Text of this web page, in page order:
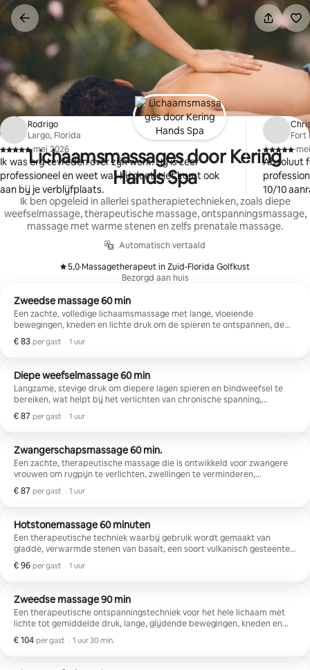
Ga
direct
naar
Lichaamsmassages door Kering
Hands Spa
Ik ben opgeleid in allerlei spatherapietechnieken, zoals diepe
weefselmassage, therapeutische massage, ontspanningsmassage,
massage met warme stenen en zelfs prenatale massage.
Automatisch vertaald
5,0
, ·Massagetherapeut in Zuid-Florida Golfkust
Bezorgd aan huis
Zweedse massage 60 min
Een zachte, volledige lichaamsmassage met lange, vloeiende
bewegingen, kneden en lichte druk om de spieren te ontspannen, de
bloedsomloop te verbeteren en stress te verminderen
€ 83 per gast
€ 83 per gast
, · 1 uur
Diepe weefselmassage 60 min
Langzame, stevige druk om diepere lagen spieren en bindweefsel te
bereiken, wat helpt bij het verlichten van chronische spanning,
spierknopen en pijn.
€ 87 per gast
€ 87 per gast
, · 1 uur
Zwangerschapsmassage 60 min.
Een zachte, therapeutische massage die is ontwikkeld voor zwangere
vrouwen om rugpijn te verlichten, zwellingen te verminderen,
spierspanning te verminderen en ontspanning te bevorderen, terwijl
tegelijkertijd comfort en veiligheid tijdens de zwangerschap worden
€ 87 per gast
€ 87 per gast
, · 1 uur
Hotstonemassage 60 minuten
Een therapeutische techniek waarbij gebruik wordt gemaakt van
gladde, verwarmde stenen van basalt, een soort vulkanisch gesteente
dat warmte vasthoudt. Ze worden op specifieke punten op het lichaam
aangebracht om de spieren te ontspannen, de bloedsomloop te
€ 96 per gast
€ 96 per gast
, · 1 uur
Zweedse massage 90 min
Een therapeutische ontspanningstechniek voor het hele lichaam met
lichte tot gemiddelde druk, lange, glijdende bewegingen, kneden en
wrijven over de oppervlakkige spieren.
€ 104 per gast
€ 104 per gast
, · 1 uur 30 min.
Rodrigo
Largo, Florida
,
·mei 2026
Ik was erg tevreden over zijn werk. Hij is zeer
professioneel en weet wat hij doet. Het komt ook
aan bij je verblijfplaats.
Fort
,
·
Absoluut
10/10